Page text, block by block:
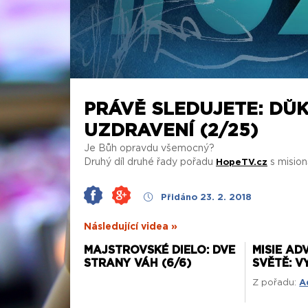
PRÁVĚ SLEDUJETE:
UZDRAVENÍ (2/25)
Je Bůh opravdu všemocný?
Druhý díl druhé řady pořadu
HopeTV.cz s
Přidáno 23. 2. 2018
Následující videa »
MAJSTROVSKÉ DIELO: DVE
STRANY VÁH (6/6)
MISIE
SVĚTĚ:
Z pořadu: